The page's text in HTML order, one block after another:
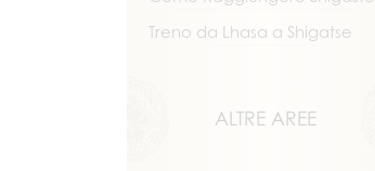
Treno da Lhasa a Shigatse
ALTRE AREE